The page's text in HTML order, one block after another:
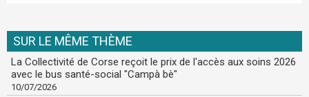
SUR LE MÊME THÈME
La Collectivité de Corse reçoit le prix de l'accès aux soins 2026
avec le bus santé-social "Campà bè"
10/07/2026